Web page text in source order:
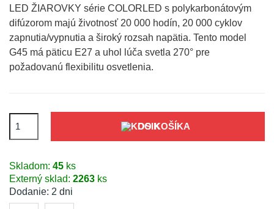
LED ŽIAROVKY série COLORLED s polykarbonátovým
difúzorom majú životnosť 20 000 hodín, 20 000 cyklov
zapnutia/vypnutia a široký rozsah napätia. Tento model
G45 má päticu E27 a uhol lúča svetla 270° pre
požadovanú flexibilitu osvetlenia.
DO KOŠÍKA
Skladom: 45 ks
Externý sklad: 2263 ks
Dodanie: 2 dni